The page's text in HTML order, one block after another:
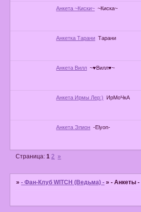
Анкета ~Киски~ ~Киска~
Анкетка Тарани Тарани
Анкета Вилл ~♥Вилл♥~
Анкета Ирмы Лер:)
ИрМоЧкА
Анкета Элион -Elyon-
Страница:1 2 »
»- Фан-Клуб WITCH (Ведьма) - »- Анкеты -